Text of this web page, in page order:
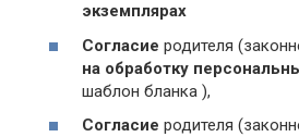
экземплярах
Согласие родителя
на обработку
шаблон бланка ),
Согласие родителя